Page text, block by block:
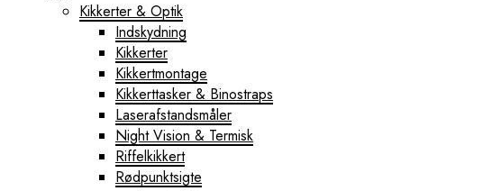
Kikkerter & Optik
Indskydning
Kikkerter
Kikkertmontage
Kikkerttasker & Binostraps
Laserafstandsmåler
Night Vision & Termisk
Riffelkikkert
Rødpunktsigte